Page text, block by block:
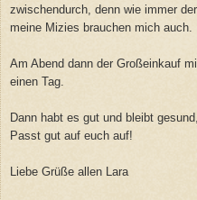
zwischendurch, denn wie immer
meine Mizies brauchen mich auch.
Am Abend dann der Großeinkauf
einen Tag.
Dann habt es gut und bleibt
Passt gut auf euch auf!
Liebe Grüße allen Lara